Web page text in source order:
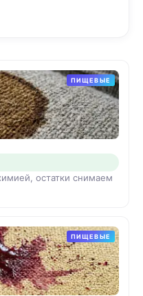
ПИЩЕВЫЕ
остатки снимаем
ПИЩЕВЫЕ